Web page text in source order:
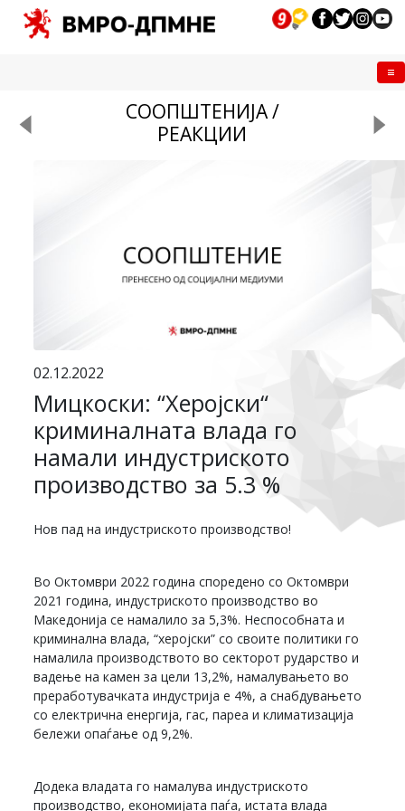
СООПШТЕНИЈА /
РЕАКЦИИ
02.12.2022
Мицкоски: “Херојски“
криминалната влада го
намали индустриското
производство за 5.3 %
Нов пад на индустриското производство!
Во Октомври 2022 година споредено со Октомври
2021 година, индустриското производство во
Македонија се намалило за 5,3%. Неспособната и
криминална влада, “херојски” со своите политики го
намалила производството во секторот рударство и
вадење на камен за цели 13,2%, намалувањето во
преработувачката индустрија е 4%, а снабдувањето
со електрична енергија, гас, пареа и климатизација
бележи опаѓање од 9,2%.
Додека владата го намалува индустриското
производство, економијата паѓа, истата влада